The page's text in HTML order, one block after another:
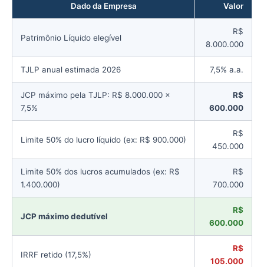
Dado da Empresa Valor
Patrimônio Líquido elegível
R$
8.000.000
TJLP anual estimada 2026 7,5% a.a.
JCP máximo pela TJLP: R$ 8.000.000 ×
7,5%
R$
600.000
Limite 50% do lucro líquido (ex: R$ 900.000)
R$
450.000
Limite 50% dos lucros acumulados (ex: R$
1.400.000)
R$
700.000
JCP máximo dedutível
R$
600.000
IRRF retido (17,5%)
R$
105.000